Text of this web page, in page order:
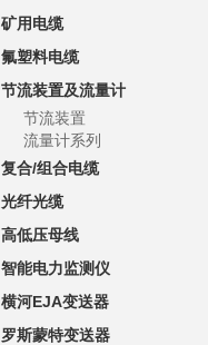
矿用电缆
氟塑料电缆
节流装置及流量计
节流装置
流量计系列
复合/组合电缆
光纤光缆
高低压母线
智能电力监测仪
横河EJA变送器
罗斯蒙特变送器